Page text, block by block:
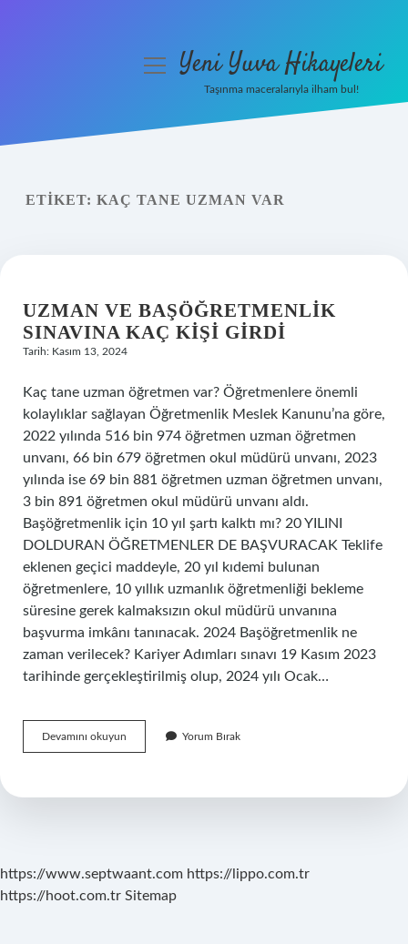
Yasal Uyarı
menüyüYeni Yuva Hikayeleri
Taşınma maceralarıyla ilham bul!
ETIKET: KAÇ TANE UZMAN VAR
UZMAN VE BAŞÖĞRETMENLIK
SINAVINA KAÇ KIŞI GIRDI
Tarih: Kasım 13, 2024
Kaç tane uzman öğretmen var? Öğretmenlere önemli
kolaylıklar sağlayan Öğretmenlik Meslek Kanunu’na göre,
2022 yılında 516 bin 974 öğretmen uzman öğretmen
unvanı, 66 bin 679 öğretmen okul müdürü unvanı, 2023
yılında ise 69 bin 881 öğretmen uzman öğretmen unvanı,
3 bin 891 öğretmen okul müdürü unvanı aldı.
Başöğretmenlik için 10 yıl şartı kalktı mı? 20 YILINI
DOLDURAN ÖĞRETMENLER DE BAŞVURACAK Teklife
eklenen geçici maddeyle, 20 yıl kıdemi bulunan
öğretmenlere, 10 yıllık uzmanlık öğretmenliği bekleme
süresine gerek kalmaksızın okul müdürü unvanına
başvurma imkânı tanınacak. 2024 Başöğretmenlik ne
zaman verilecek? Kariyer Adımları sınavı 19 Kasım 2023
tarihinde gerçekleştirilmiş olup, 2024 yılı Ocak…
Devamını okuyun
Ve
Kaç
Yorum Bırak
https://www.septwaant.com https://lippo.com.tr
https://hoot.com.tr Sitemap